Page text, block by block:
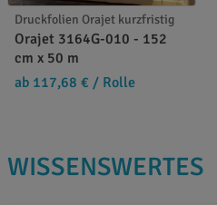
Druckfolien Orajet kurzfristig
Orajet 3164G-010 - 152
cm x 50 m
ab 117,68 € / Rolle
WISSENSWERTES